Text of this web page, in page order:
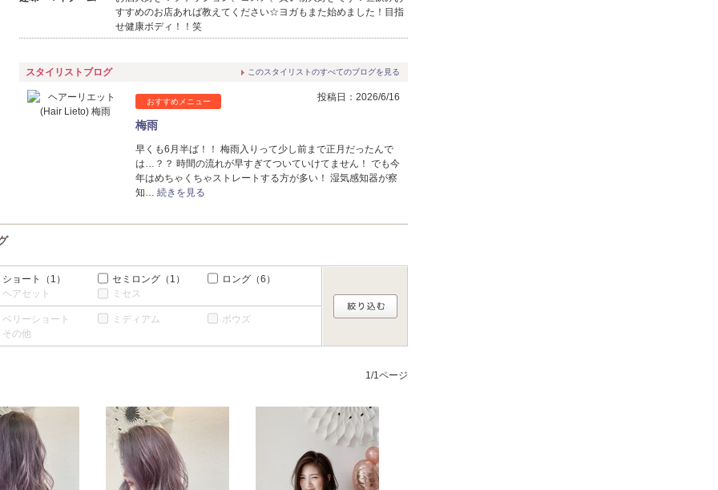
すすめのお店あれば教えてください☆ヨガもまた始めました！目指
せ健康ボディ！！笑
スタイリストブログ このスタイリストのすべてのブログを見る
おすすめメニュー 投稿日：2026/6/16
梅雨
早くも6月半ば！！ 梅雨入りって少し前まで正月だったんで
は…？？ 時間の流れが早すぎてついていけてません！ でも今
年はめちゃくちゃストレートする方が多い！ 湿気感知器が察
知… 続きを見る
ショート （1） セミロング （1） ロング （6）
ヘアセット ミセス
ベリーショート ミディアム
ボウズ
その他
1/1ページ